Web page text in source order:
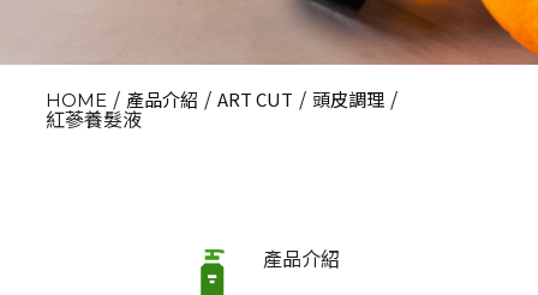
HOME / 產品介紹 / ART CUT / 頭皮調理 /
紅蔘養髮液
產品介紹